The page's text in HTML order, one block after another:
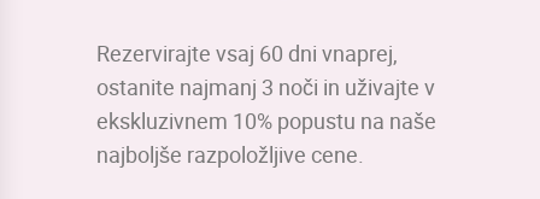
Rezervirajte vsaj 60 dni vnaprej,
ostanite najmanj 3 noči in uživajte v
ekskluzivnem 10% popustu na naše
najboljše razpoložljive cene.